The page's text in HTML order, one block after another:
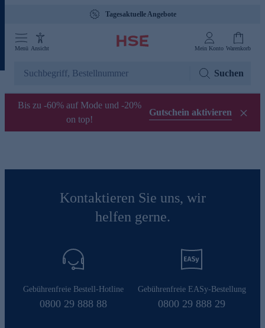
Tagesaktuelle Angebote
Menü Ansicht Mein Konto Warenkorb
Suchen
Bis zu -60% auf Mode und -20%
on top!
Gutschein aktivieren
Kontaktieren Sie uns, wir
helfen gerne.
Gebührenfreie Bestell-Hotline
0800 29 888 88
Gebührenfreie EASy-Bestellung
0800 29 888 29